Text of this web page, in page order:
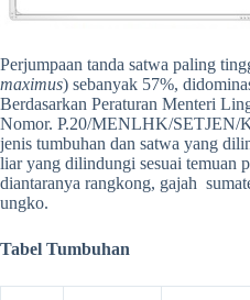
Perjumpaan tanda satwa paling
maximus) sebanyak 57%,
Berdasarkan Peraturan Menteri
Nomor. P.20/MENLHK/SETJEN/
jenis tumbuhan dan satwa yang
liar yang dilindungi sesuai temuan
diantaranya rangkong, gajah
ungko.
Tabel Tumbuhan